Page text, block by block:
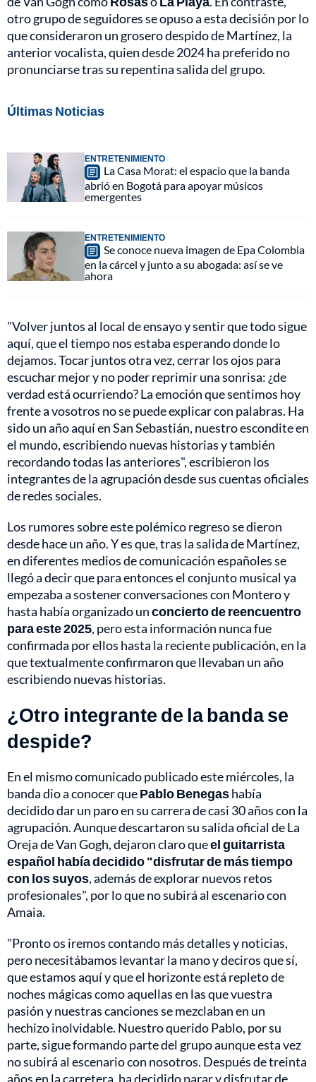
otro grupo de seguidores se opuso a esta decisión por lo
que consideraron un grosero despido de Martínez, la
anterior vocalista, quien desde 2024 ha preferido no
pronunciarse tras su repentina salida del grupo.
Últimas Noticias
ENTRETENIMIENTO
La Casa Morat: el espacio que la banda
abrió en Bogotá para apoyar músicos
emergentes
ENTRETENIMIENTO
Se conoce nueva imagen de Epa Colombia
en la cárcel y junto a su abogada: así se ve
ahora
"Volver juntos al local de ensayo y sentir que todo sigue
aquí, que el tiempo nos estaba esperando donde lo
dejamos. Tocar juntos otra vez, cerrar los ojos para
escuchar mejor y no poder reprimir una sonrisa: ¿de
verdad está ocurriendo? La emoción que sentimos hoy
frente a vosotros no se puede explicar con palabras. Ha
sido un año aquí en San Sebastián, nuestro escondite en
el mundo, escribiendo nuevas historias y también
recordando todas las anteriores", escribieron los
integrantes de la agrupación desde sus cuentas oficiales
de redes sociales.
Los rumores sobre este polémico regreso se dieron
desde hace un año. Y es que, tras la salida de Martínez,
en diferentes medios de comunicación españoles se
llegó a decir que para entonces el conjunto musical ya
empezaba a sostener conversaciones con Montero y
hasta había organizado unconcierto de reencuentro
para este 2025, pero esta información nunca fue
confirmada por ellos hasta la reciente publicación, en la
que textualmente confirmaron que llevaban un año
escribiendo nuevas historias.
¿Otro integrante de la banda se
despide?
En el mismo comunicado publicado este miércoles, la
banda dio a conocer quePablo Benegashabía
decidido dar un paro en su carrera de casi 30 años con la
agrupación. Aunque descartaron su salida oficial de La
Oreja de Van Gogh, dejaron claro queel guitarrista
español había decidido "disfrutar de más tiempo
con los suyos, además de explorar nuevos retos
profesionales", por lo que no subirá al escenario con
Amaia.
"Pronto os iremos contando más detalles y noticias,
pero necesitábamos levantar la mano y deciros que sí,
que estamos aquí y que el horizonte está repleto de
noches mágicas como aquellas en las que vuestra
pasión y nuestras canciones se mezclaban en un
hechizo inolvidable. Nuestro querido Pablo, por su
parte, sigue formando parte del grupo aunque esta vez
no subirá al escenario con nosotros. Después de treinta
años en la carretera, ha decidido parar y disfrutar de